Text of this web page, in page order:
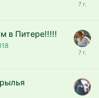
в Питере!!!!!